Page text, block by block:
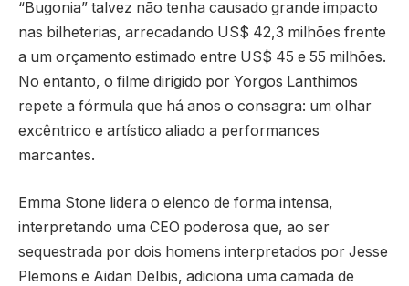
“Bugonia” talvez não tenha causado grande impacto
nas bilheterias, arrecadando US$ 42,3 milhões frente
a um orçamento estimado entre US$ 45 e 55 milhões.
No entanto, o filme dirigido por Yorgos Lanthimos
repete a fórmula que há anos o consagra: um olhar
excêntrico e artístico aliado a performances
marcantes.
Emma Stone lidera o elenco de forma intensa,
interpretando uma CEO poderosa que, ao ser
sequestrada por dois homens interpretados por Jesse
Plemons e Aidan Delbis, adiciona uma camada de